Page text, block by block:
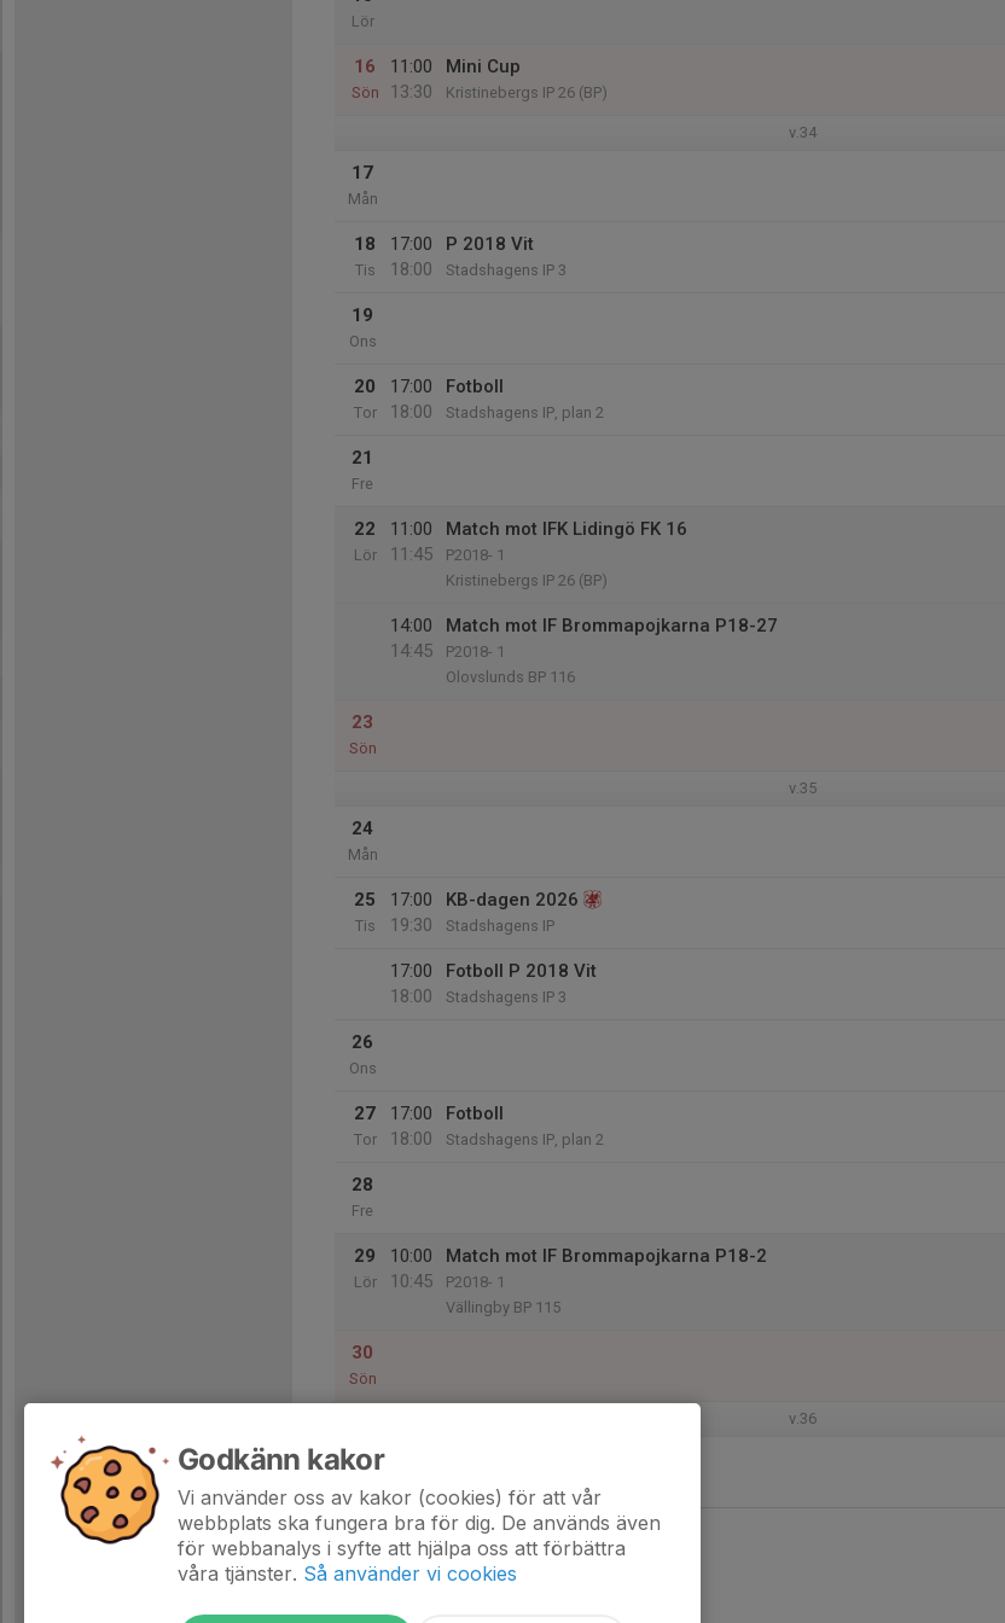
Lör
16
Sön
11:00
13:30
Mini Cup
Kristinebergs IP 26 (BP)
v.34
17
Mån
18
Tis
17:00
18:00
P 2018 Vit
Stadshagens IP 3
19
Ons
20
Tor
17:00
18:00
Fotboll
Stadshagens IP, plan 2
21
Fre
22
Lör
11:00
11:45
Match mot IFK Lidingö FK 16
P2018- 1
Kristinebergs IP 26 (BP)
14:00
14:45
Match mot IF Brommapojkarna P18-27
P2018- 1
Olovslunds BP 116
23
Sön
v.35
24
Mån
25
Tis
17:00
19:30
KB-dagen 2026
Stadshagens IP
17:00
18:00
Fotboll P 2018 Vit
Stadshagens IP 3
26
Ons
27
Tor
17:00
18:00
Fotboll
Stadshagens IP, plan 2
28
Fre
29
Lör
10:00
10:45
Match mot IF Brommapojkarna P18-2
P2018- 1
Vällingby BP 115
30
Sön
v.36
31
Godkänn kakor
Vi använder oss av kakor (cookies) för att vår
webbplats ska fungera bra för dig. De används även
för webbanalys i syfte att hjälpa oss att förbättra
våra tjänster. Så använder vi cookies